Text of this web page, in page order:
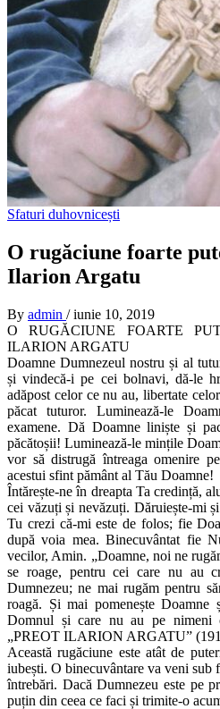
Sfaturi duhovnicești
O rugăciune foarte
Ilarion Argatu
By admin / iunie 10, 2019
O RUGĂCIUNE FOARTE
ILARION ARGATU
Doamne Dumnezeul nostru și al
și vindecă-i pe cei bolnavi, dă-le
adăpost celor ce nu au, libertate
păcat tuturor. Luminează-le
examene. Dă Doamne liniște și
păcătoșii! Luminează-le mințile
vor să distrugă întreaga omenire
acestui sfint pământ al Tău Doamne!
Întărește-ne în dreapta Ta credință,
cei văzuți și nevăzuți. Dăruiește-mi
Tu crezi că-mi este de folos; fie
după voia mea. Binecuvântat fie
vecilor, Amin. „Doamne, noi ne
se roage, pentru cei care nu au
Dumnezeu; ne mai rugăm pentru
roagă. Și mai pomenește
Domnul și care nu au pe nimeni
„PREOT ILARION ARGATU”
Această rugăciune este atât de
iubești. O binecuvântare va veni sub
întrebări. Dacă Dumnezeu este pe
puțin din ceea ce faci și trimite-o